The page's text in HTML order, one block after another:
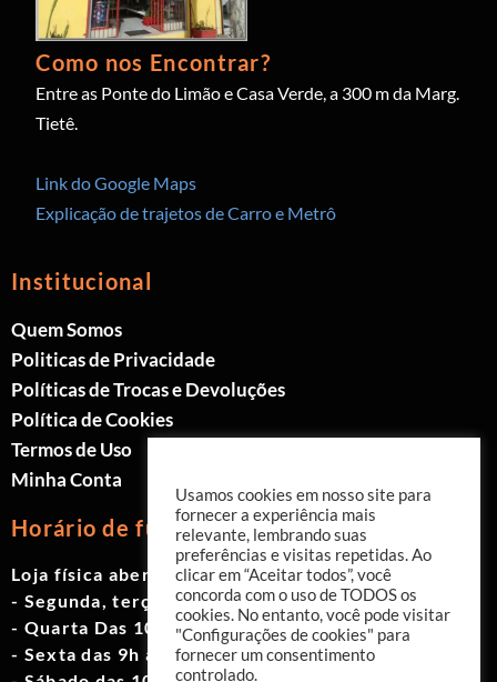
Como nos Encontrar?
Entre as Ponte do Limão e Casa Verde, a 300 m da Marg.
Tietê.
Link do Google Maps
Explicação de trajetos de Carro e Metrô
Institucional
Quem Somos
Politicas de Privacidade
Políticas de Trocas e Devoluções
Política de Cookies
Termos de Uso
Minha Conta
Horário de funcionamento
Loja física aberta de Segunda à Sábado.
- Segunda, terça e quinta das 9h às 19h
- Quarta Das 10h às 18h
- Sexta das 9h às 18h
Usamos cookies em nosso site para
fornecer a experiência mais
relevante, lembrando suas
preferências e visitas repetidas. Ao
clicar em “Aceitar todos”, você
concorda com o uso de TODOS os
cookies. No entanto, você pode visitar
"Configurações de cookies" para
fornecer um consentimento
controlado.